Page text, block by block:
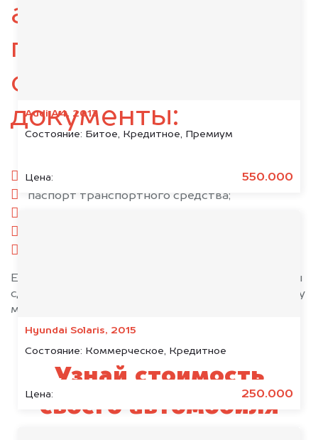
Audi A4, 2013
Состояние: Битое, Кредитное, Премиум
Цена: 550.000
Hyundai Solaris, 2015
Состояние: Коммерческое, Кредитное
Цена: 250.000
автомобиль,
подготовьте
следующие
документы:
паспорт гражданина РФ;
паспорт транспортного средства;
Если у вас нет всех документов, то наши юристы
сделают всё возможное, чтобы оформить сделку
максимально быстро!
Узнай стоимость
своего автомобиля